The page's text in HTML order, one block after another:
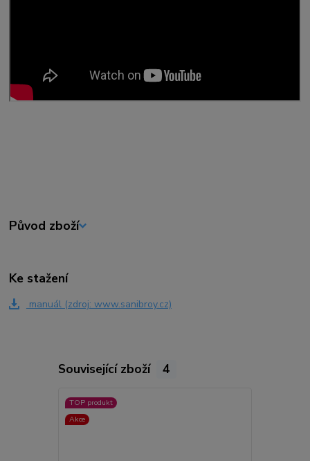
Původ zboží
Ke stažení
manuál (zdroj: www.sanibroy.cz)
Související zboží 4
TOP produkt
Akce